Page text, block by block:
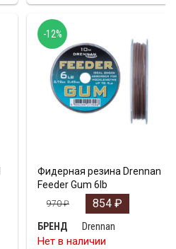
Фидерная резина Drennan
Feeder Gum 6lb
970₽ 854 ₽
БРЕНД
Drennan
Нет в наличии
-12%